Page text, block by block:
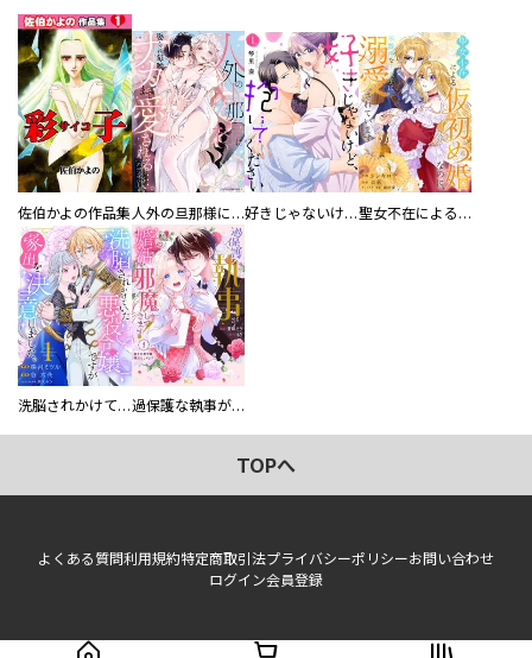
佐伯かよの作品集 人外の旦那様に娶られ毎晩ナカまで愛される…。アンソロジー 好きじゃないけど、抱いてください【電子単行本版／特典おまけ付き】 聖女不在による仮初め婚なのに、不器用な王太子に溺愛されています【電子単行本版／特典おまけ付き】
洗脳されかけていた悪役令嬢ですが家出を決意しました。【電子単行本版／特典おまけ付き】 過保護な執事が私の婚活を邪魔してきます！ 分冊版
TOPへ
よくある質問利用規約特定商取引法プライバシーポリシーお問い合わせ
ログイン会員登録